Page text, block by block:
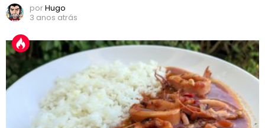
porHugo
3 anos atrás